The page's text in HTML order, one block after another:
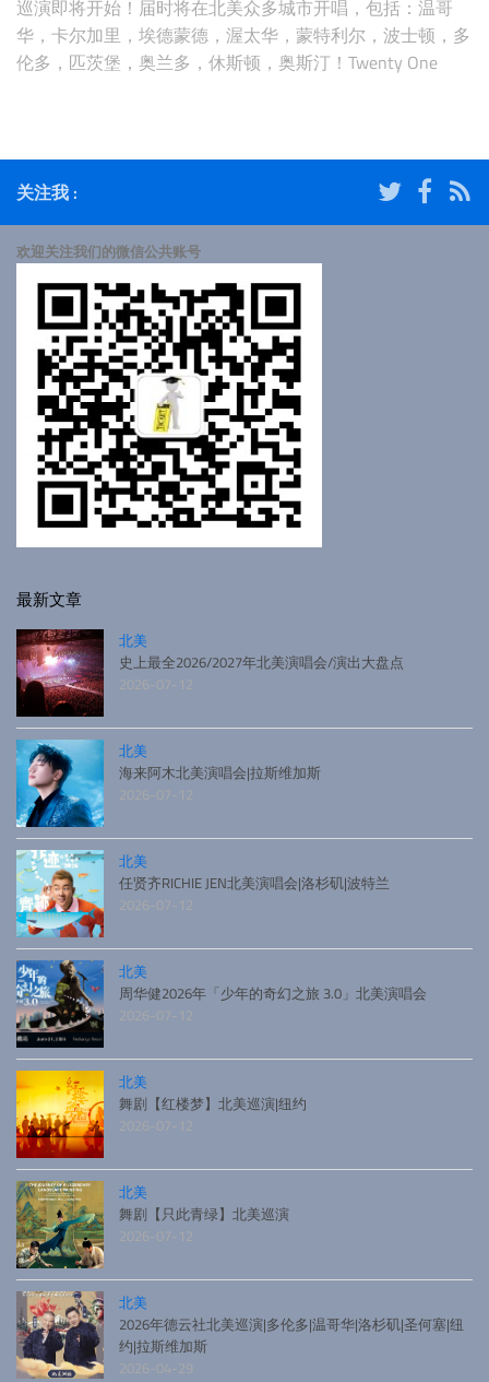
巡演即将开始！届时将在北美众多城市开唱，包括：温哥
华，卡尔加里，埃德蒙德，渥太华，蒙特利尔，波士顿，多
伦多，匹茨堡，奥兰多，休斯顿，奥斯汀！Twenty One
关注我 :
欢迎关注我们的微信公共账号
最新文章
北美
史上最全2026/2027年北美演唱会/演出大盘点
2026-07-12
北美
海来阿木北美演唱会|拉斯维加斯
2026-07-12
北美
任贤齐RICHIE JEN北美演唱会|洛杉矶|波特兰
2026-07-12
北美
周华健2026年「少年的奇幻之旅 3.0」北美演唱会
2026-07-12
北美
舞剧【红楼梦】北美巡演|纽约
2026-07-12
北美
舞剧【只此青绿】北美巡演
2026-07-12
北美
2026年德云社北美巡演|多伦多|温哥华|洛杉矶|圣何塞|纽
约|拉斯维加斯
2026-04-29